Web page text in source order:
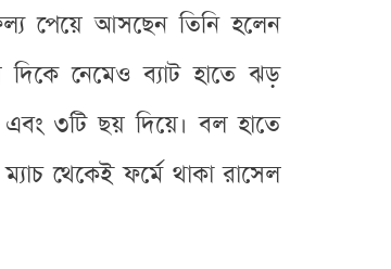
পেয়ে আসছেন তিনি হলেন
দিকে নেমেও ব্যাট হাতে ঝড়
৩টি ছয় দিয়ে। বল হাতে
থেকেই ফর্মে থাকা রাসেল